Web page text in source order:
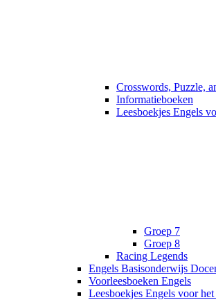
Crosswords, Puzzle,
Informatieboeken
Leesboekjes Engels
Groep 7
Groep 8
Racing Legends
Engels Basisonderwijs
Voorleesboeken Engels
Leesboekjes Engels voor